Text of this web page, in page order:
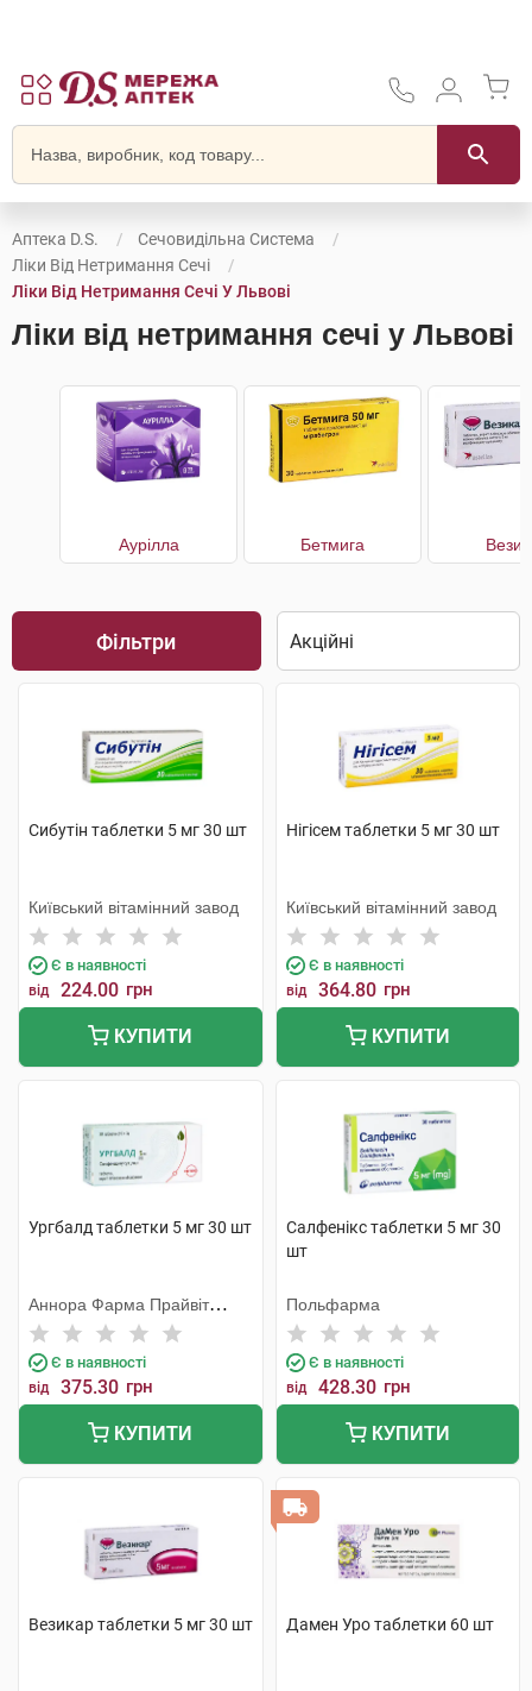
Аптека D.S.
Сечовидільна Система
Ліки Від Нетримання Сечі
Ліки Від Нетримання Сечі У Львові
Ліки від нетримання сечі у Львові
Аурілла Бетмига
Фільтри
Сибутін таблетки 5 мг 30 шт
Київський вітамінний завод
Є в наявності
від 224.00 грн
КУПИТИ
Нігісем таблетки 5 мг 30 шт
Київський вітамінний завод
Є в наявності
від 364.80 грн
КУПИТИ
Ургбалд таблетки 5 мг 30 шт
Аннора Фарма Прайвіт
Лімітед
Є в наявності
від 375.30 грн
КУПИТИ
Салфенікс таблетки 5 мг 30
шт
Польфарма
Є в наявності
від 428.30 грн
КУПИТИ
Везикар таблетки 5 мг 30 шт Дамен Уро таблетки 60 шт